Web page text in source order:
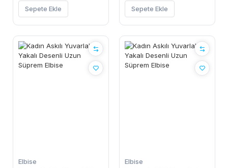
Sepete Ekle Sepete Ekle
Elbise Elbise